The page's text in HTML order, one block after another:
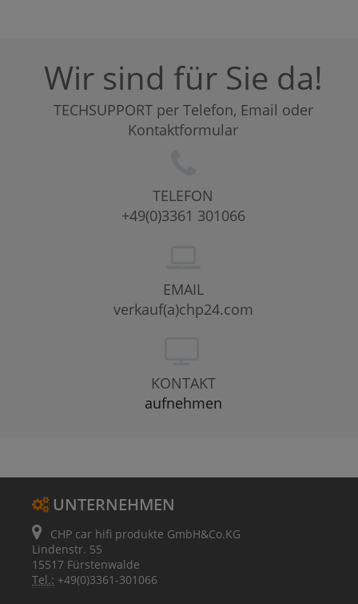
Wir sind für Sie da!
TECHSUPPORT per Telefon, Email oder
Kontaktformular
TELEFON
+49(0)3361 301066
EMAIL
verkauf(a)chp24.com
KONTAKT
aufnehmen
UNTERNEHMEN
CHP car hifi produkte GmbH&Co.KG
Lindenstr. 55
15517 Fürstenwalde
Tel.: +49(0)3361-301066